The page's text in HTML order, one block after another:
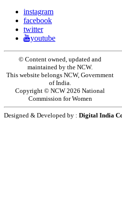
instagram
facebook
twitter
youtube
© Content owned, updated and
maintained by the NCW.
This website belongs NCW, Government
of India.
Copyright © NCW 2026 National
Commission for Women
Designed & Developed by : Digital India